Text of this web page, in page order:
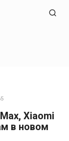
Xiaomi
в новом